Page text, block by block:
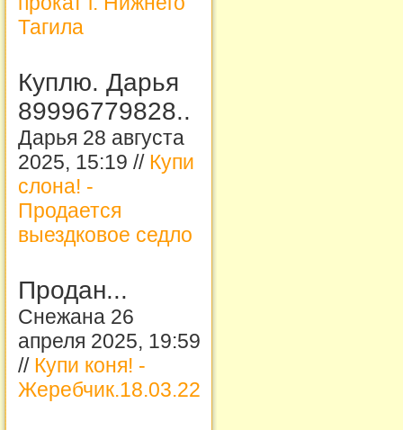
Тагила
Куплю. Дарья
89996779828..
Дарья 28 августа
2025, 15:19 // Купи
слона! -
Продается
выездковое седло
Продан...
Снежана 26
апреля 2025, 19:59
// Купи коня! -
Жеребчик.18.03.22